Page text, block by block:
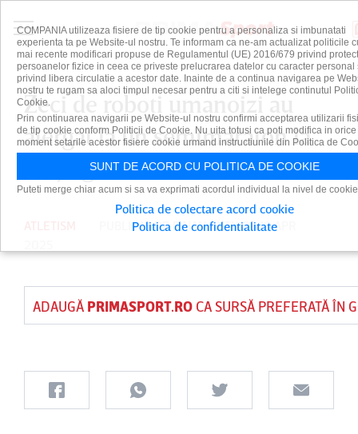
Zeci de roboţi umanoizi au
alergat la un semimaraton la
Beijing
PUBLICAT DE DAIAN CUTUPE 19 APR
ADAUGĂ PRIMASPORT.ROCA SURSĂ PREFERATĂ ÎN
COMPANIA utilizeaza fisiere de tip cookie pentru a personaliza si imbunatati
experienta ta pe Website-ul nostru. Te informam ca ne-am actualizat politicile
mai recente modificari propuse de Regulamentul (UE) 2016/679 privind
persoanelor fizice in ceea ce priveste prelucrarea datelor cu caracter personal
privind libera circulatie a acestor date. Inainte de a continua navigarea pe
nostru te rugam sa aloci timpul necesar pentru a citi si intelege continutul
Cookie.
Prin continuarea navigarii pe Website-ul nostru confirmi acceptarea utilizarii
de tip cookie conform Politicii de Cookie. Nu uita totusi ca poti modifica in orice
moment setarile acestor fisiere cookie urmand instructiunile din Politica de
SUNT DE ACORD CU POLITICA DE COOKIE
Puteti merge chiar acum si sa va exprimati acordul individual la nivel de
Politica de colectare acord cookie
Politica de confidentialitate